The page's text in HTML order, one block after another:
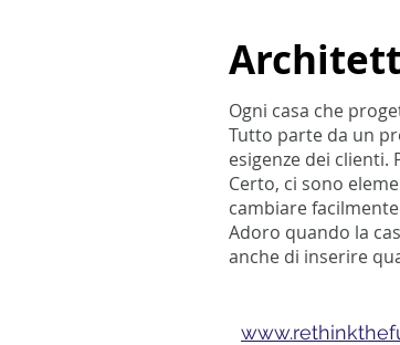
Ogni casa che
Tutto parte da un
esigenze dei clienti.
Certo, ci sono
cambiare
Adoro quando la
anche di inserire